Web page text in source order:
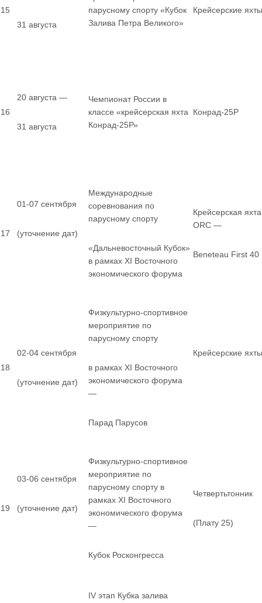
15
31 августа
парусному спорту «Кубок
Залива Петра Великого»
Крейсерские яхты
16
20 августа —
31 августа
Чемпионат России в
классе «крейсерская яхта
Конрад-25Р»
Конрад-25Р
17
01-07 сентября
(уточнение дат)
Международные
соревнования по
парусному спорту
«Дальневосточный Кубок»
в рамках XI Восточного
экономического форума
Крейсерская яхта
ORC —
Beneteau First 40
18
02-04 сентября
(уточнение дат)
Физкультурно-спортивное
мероприятие по
парусному спорту
в рамках XI Восточного
экономического форума
—
Парад Парусов
Крейсерские яхты
19
03-06 сентября
(уточнение дат)
Физкультурно-спортивное
мероприятие по
парусному спорту в
рамках XI Восточного
экономического форума
—
Кубок Росконгресса
Четвертьтонник
(Плату 25)
IV этап Кубка залива